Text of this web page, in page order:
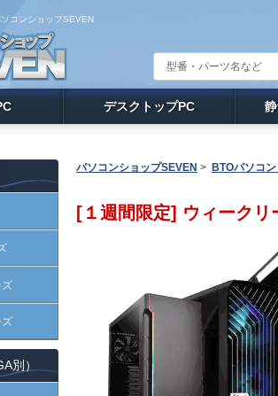
コンショップSEVEN
デスクトップPC
パソコンショップSEVEN > BTOパソコ
[１週間限定] ウィーク
ズ
ズ
別）